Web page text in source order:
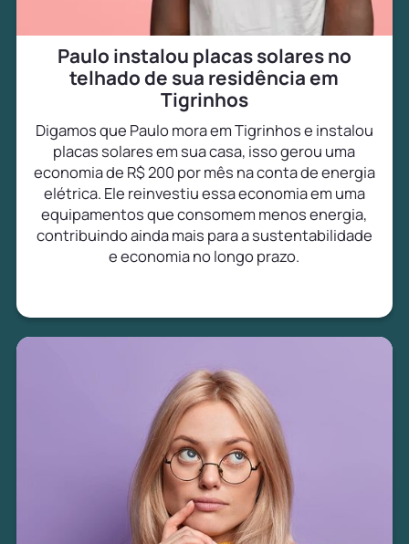
Paulo instalou placas solares no
telhado de sua residência em
Tigrinhos
Digamos que Paulo mora em Tigrinhos e instalou
placas solares em sua casa, isso gerou uma
economia de R$ 200 por mês na conta de energia
elétrica. Ele reinvestiu essa economia em uma
equipamentos que consomem menos energia,
contribuindo ainda mais para a sustentabilidade
e economia no longo prazo.